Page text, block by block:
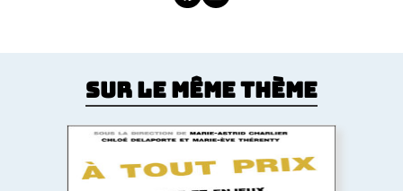
Sur le même thème